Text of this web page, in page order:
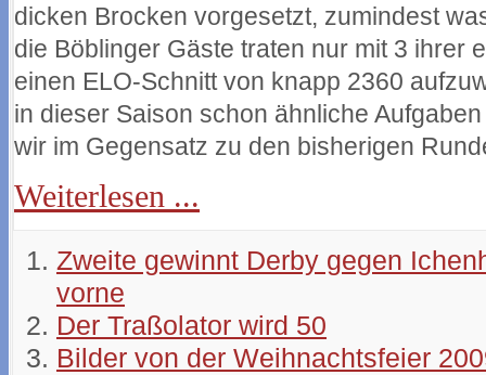
dicken Brocken vorgesetzt, zumindest
die Böblinger Gäste traten nur mit 3 ihrer
einen ELO-Schnitt von knapp 2360
in dieser Saison schon ähnliche
wir im Gegensatz zu den bisherigen
Weiterlesen ...
Zweite gewinnt Derby gegen
vorne
Der Traßolator wird 50
Bilder von der Weihnachtsfeier